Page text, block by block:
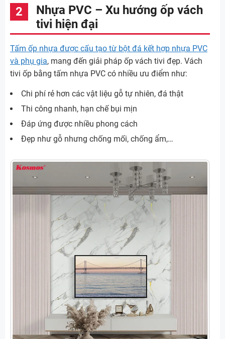
Nhựa PVC – Xu hướng ốp vách
tivi hiện đại
Tấm ốp nhựa được cấu tạo từ bột đá kết hợp nhựa PVC
và phụ gia, mang đến giải pháp ốp vách tivi đẹp. Vách
tivi ốp bằng tấm nhựa PVC có nhiều ưu điểm như:
Chi phí rẻ hơn các vật liệu gỗ tự nhiên, đá thật
Thi công nhanh, hạn chế bụi mịn
Đáp ứng được nhiều phong cách
Đẹp như gỗ nhưng chống mối, chống ẩm,…